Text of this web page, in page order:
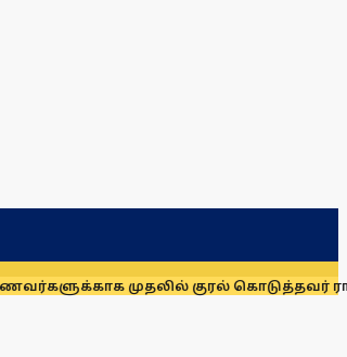
முதலில் குரல் கொடுத்தவர் ராகுல்